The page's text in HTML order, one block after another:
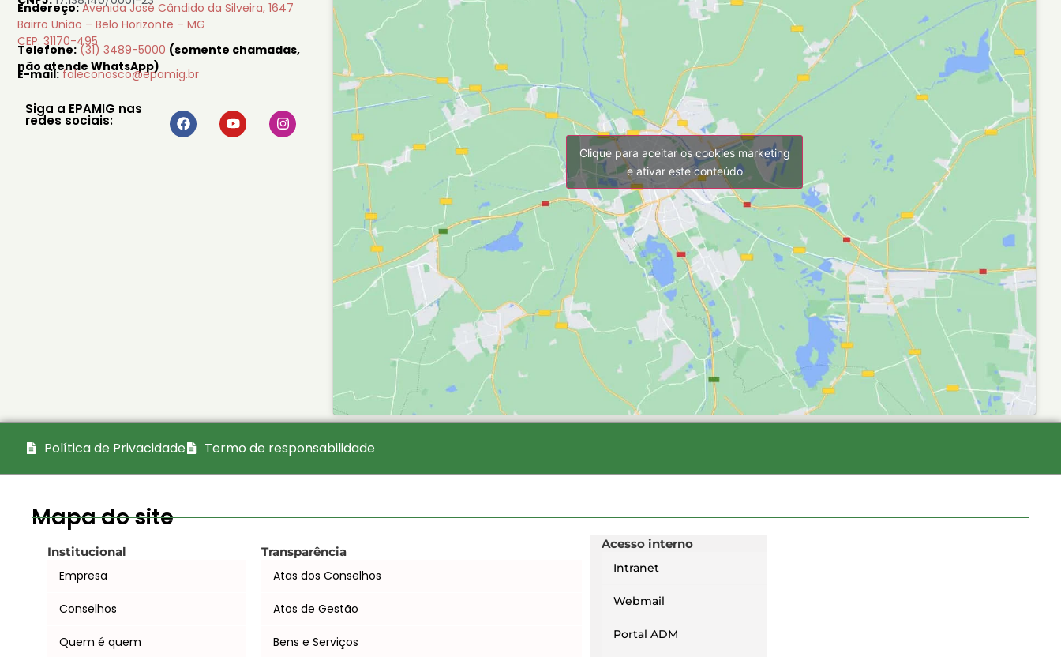
Endereço: Avenida José Cândido da Silveira, 1647
Bairro União – Belo Horizonte – MG
CEP: 31170-495
Telefone: (31) 3489-5000 (somente chamadas,
não atende WhatsApp)
E-mail: faleconosco@epamig.br
Siga a EPAMIG nas
redes sociais:
Clique para aceitar os cookies marketing
e ativar este conteúdo
Política de Privacidade Termo de responsabilidade
Mapa do site
Institucional
Empresa
Conselhos
Quem é quem
Transparência
Atas dos Conselhos
Atos de Gestão
Bens e Serviços
Acesso interno
Intranet
Webmail
Portal ADM